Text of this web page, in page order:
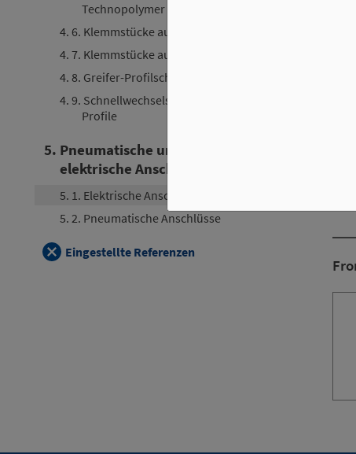
Technopolymer
4. 6. Klemmstücke aus Aluminium
4. 7. Klemmstücke aus Stahl
4. 8. Greifer-Profilschiene
4. 9. Schnellwechselsystem für
Profile
5. Pneumatische und
elektrische Anschlüsse
5. 1. Elektrische Anschlüsse
5. 2. Pneumatische Anschlüsse
Eingestellte Referenzen